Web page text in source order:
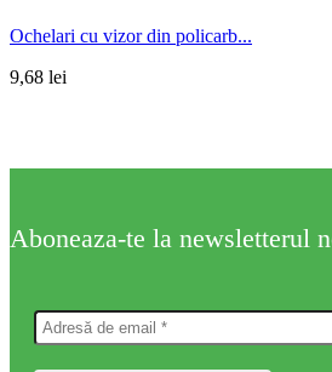
Ochelari cu vizor din policarb...
9,68 lei
Aboneaza-te la newsletterul